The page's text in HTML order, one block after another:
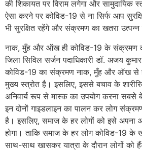
की शिकायत पर विराम लगेगा और सामुदायिक
ऐसा करने पर कोविड-19 से ना सिर्फ आप
भी सुरक्षित रहेंगे और संक्रमण का खतरा उत्पन्न
नाक, मुँह और ऑख ही कोविड-19 के संक्रमण
जिला सिविल सर्जन पदाधिकारी डॉ. अजय
कोविड-19 का संक्रमण नाक, मुँह और ऑख से
मुख्य स्त्रोत है। इसलिए, इससे बचाव के
अनिवार्य रूप से मास्क का उपयोग करना
इन दोनों गाइडलाइन का पालन कर लोग
है। इसलिए, समाज के हर लोगों को इसे अपना
होगा। ताकि समाज के हर लोग कोविड-19
साथ-साथ खासकर यात्रा के दौरान लोगों को